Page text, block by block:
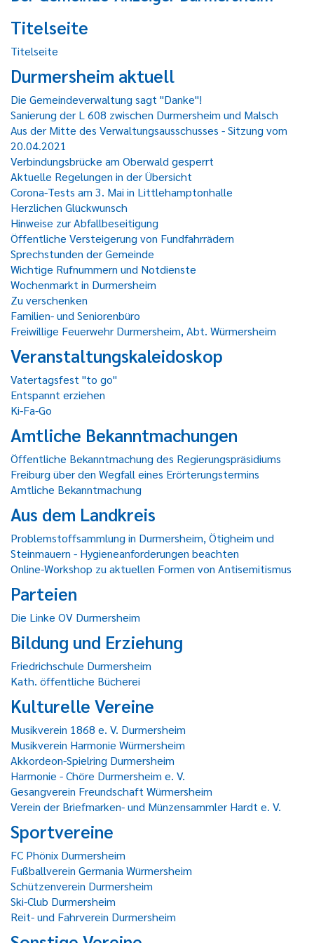
Titelseite
Titelseite
Durmersheim aktuell
Die Gemeindeverwaltung sagt "Danke"!
Sanierung der L 608 zwischen Durmersheim und Malsch
Aus der Mitte des Verwaltungsausschusses - Sitzung vom
20.04.2021
Verbindungsbrücke am Oberwald gesperrt
Aktuelle Regelungen in der Übersicht
Corona-Tests am 3. Mai in Littlehamptonhalle
Herzlichen Glückwunsch
Hinweise zur Abfallbeseitigung
Öffentliche Versteigerung von Fundfahrrädern
Sprechstunden der Gemeinde
Wichtige Rufnummern und Notdienste
Wochenmarkt in Durmersheim
Zu verschenken
Familien- und Seniorenbüro
Freiwillige Feuerwehr Durmersheim, Abt. Würmersheim
Veranstaltungskaleidoskop
Vatertagsfest "to go"
Entspannt erziehen
Ki-Fa-Go
Amtliche Bekanntmachungen
Öffentliche Bekanntmachung des Regierungspräsidiums
Freiburg über den Wegfall eines Erörterungstermins
Amtliche Bekanntmachung
Aus dem Landkreis
Problemstoffsammlung in Durmersheim, Ötigheim und
Steinmauern - Hygieneanforderungen beachten
Online-Workshop zu aktuellen Formen von Antisemitismus
Parteien
Die Linke OV Durmersheim
Bildung und Erziehung
Friedrichschule Durmersheim
Kath. öffentliche Bücherei
Kulturelle Vereine
Musikverein 1868 e. V. Durmersheim
Musikverein Harmonie Würmersheim
Akkordeon-Spielring Durmersheim
Harmonie - Chöre Durmersheim e. V.
Gesangverein Freundschaft Würmersheim
Verein der Briefmarken- und Münzensammler Hardt e. V.
Sportvereine
FC Phönix Durmersheim
Fußballverein Germania Würmersheim
Schützenverein Durmersheim
Ski-Club Durmersheim
Reit- und Fahrverein Durmersheim